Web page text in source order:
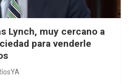
Lynch, muy cercano a
para venderle